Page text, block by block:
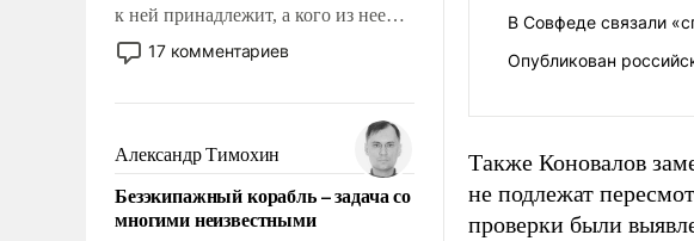
к ней принадлежит, а кого из нее
исключили с правом
восстановления и без оного. И чем
казалось, что эти вопросы решены
раз и навсегда, но – нет, не решены.
17 комментариев
Александр Тимохин
Безэкипажный корабль – задача со
многими неизвестными
В Совфеде связали
Опубликован
Также Коновалов
не подлежат
проверки были